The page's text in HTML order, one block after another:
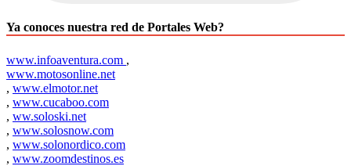
Ya conoces nuestra red de Portales Web?
www.infoaventura.com ,
www.motosonline.net
, www.elmotor.net
, www.cucaboo.com
, ww.soloski.net
, www.solosnow.com
, www.solonordico.com
, www.zoomdestinos.es